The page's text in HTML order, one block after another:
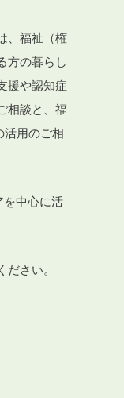
、福祉（権
方の暮らし
援や認知症
相談と、福
活用のご相
を中心に活
さい。